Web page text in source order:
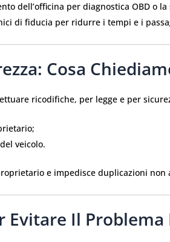
dell’officina per diagnostica OBD o
di fiducia per ridurre i tempi e i
Cosa
ricodifiche, per legge e per
veicolo.
e impedisce duplicazioni non
Evitare Il